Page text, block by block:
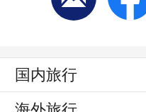
国内旅行